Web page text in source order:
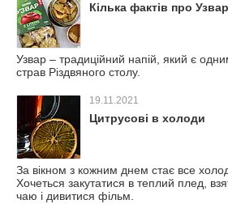
Кілька фактів про Узвар
Узвар – традиційний напій, який є
страв Різдвяного столу.
19.11.2021
Цитрусові в холоди
За вікном з кожним днем стає все
Хочеться закутатися в теплий плед,
чаю і дивитися фільм.